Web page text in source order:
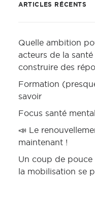
ARTICLES RÉCENTS
Quelle ambition
acteurs de la
construire des
Formation
savoir
Focus santé
📣 Le
maintenant !
Un coup de pouce
la mobilisation se